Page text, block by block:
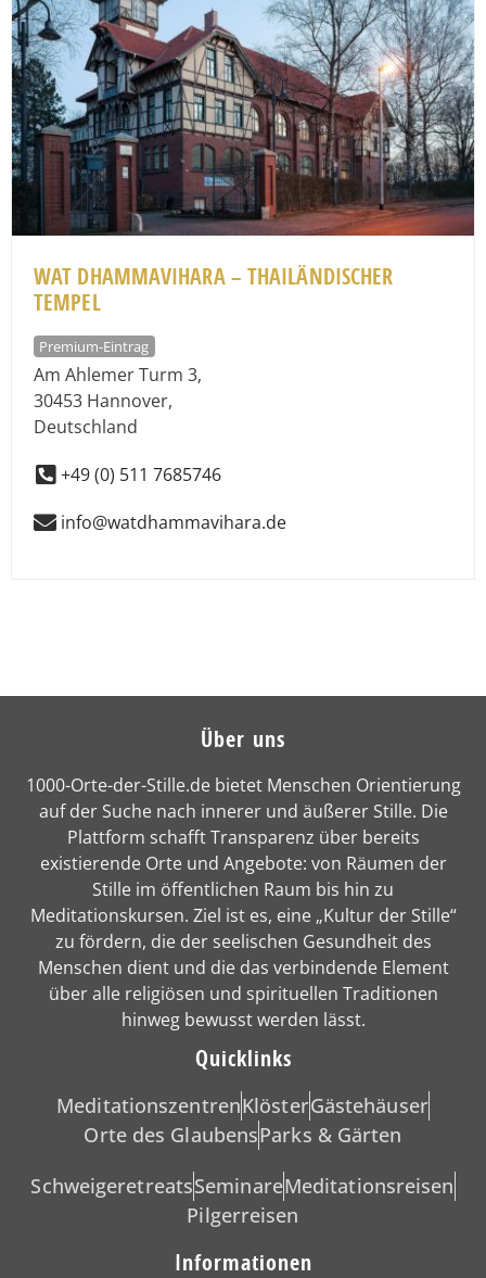
WAT DHAMMAVIHARA – THAILÄNDISCHER
TEMPEL
Premium-Eintrag
Am Ahlemer Turm 3,
30453 Hannover,
Deutschland
+49 (0) 511 7685746
info@watdhammavihara.de
Über uns
1000-Orte-der-Stille.de bietet Menschen Orientierung
auf der Suche nach innerer und äußerer Stille. Die
Plattform schafft Transparenz über bereits
existierende Orte und Angebote: von Räumen der
Stille im öffentlichen Raum bis hin zu
Meditationskursen. Ziel ist es, eine „Kultur der Stille“
zu fördern, die der seelischen Gesundheit des
Menschen dient und die das verbindende Element
über alle religiösen und spirituellen Traditionen
hinweg bewusst werden lässt.
Quicklinks
MeditationszentrenKlösterGästehäuser
Orte des GlaubensParks & Gärten
SchweigeretreatsSeminareMeditationsreisen
Pilgerreisen
Informationen